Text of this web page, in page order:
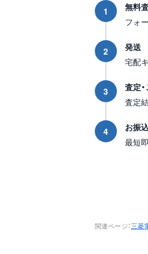
1
無料
フォ
2
発送
宅配
3
査定
査定
4
お振
最短
関連ページ：三菱